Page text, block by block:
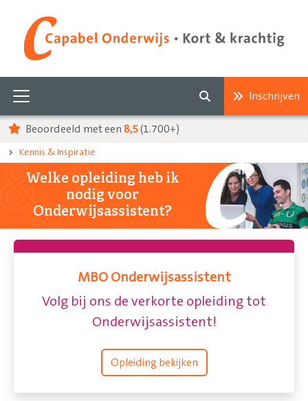
Inschrijven
Beoordeeld met een 8,5(1.700+)
Kennis & Inspiratie
Welke opleiding heb ik
nodig voor
Onderwijsassistent?
MBO Onderwijsassistent
Volg bij ons de verkorte opleiding tot
Onderwijsassistent!
Opleiding bekijken